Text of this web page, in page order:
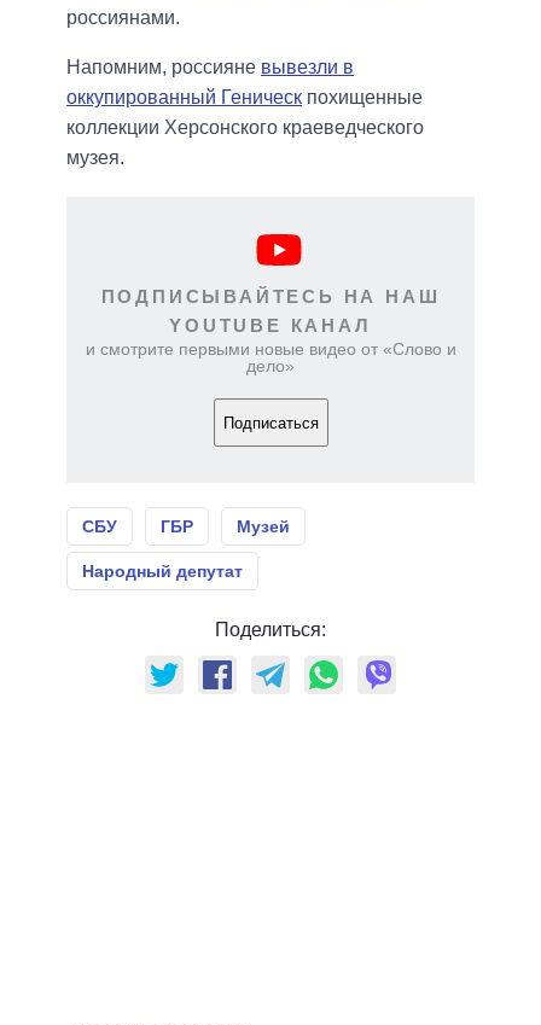
россиянами.
Напомним, россияне вывезли в
оккупированный Геническ похищенные
коллекции Херсонского краеведческого
музея.
ПОДПИСЫВАЙТЕСЬ НА НАШ
YOUTUBE КАНАЛ
и смотрите первыми новые видео от «Слово и
дело»
Подписаться
СБУ ГБР Музей
Народный депутат
Поделиться: